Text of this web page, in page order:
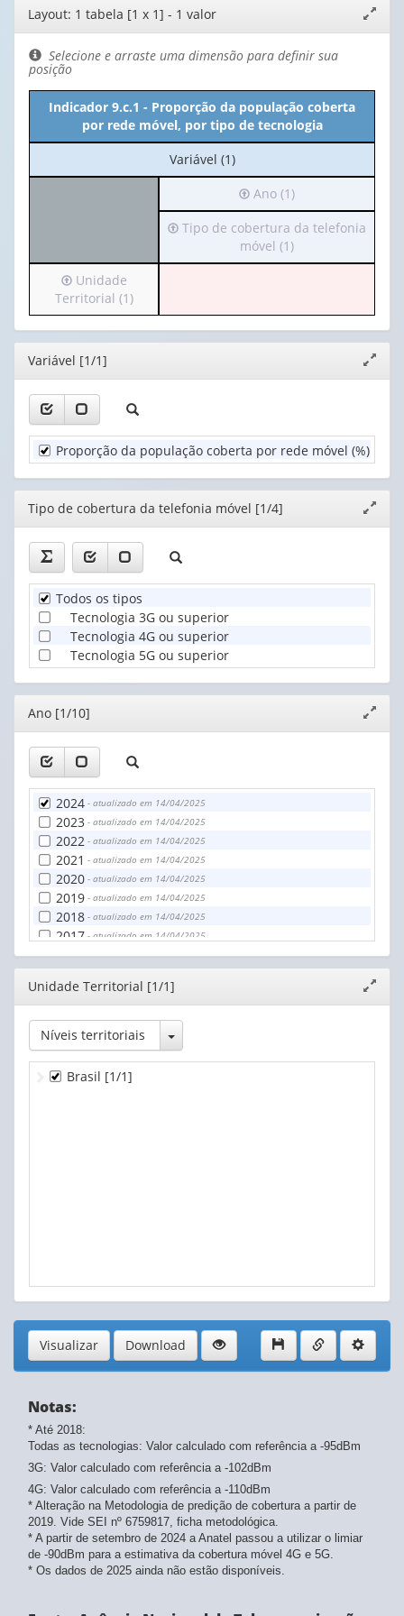
Editor
de
layout
janela
Layout: 1 tabela [1 x 1] - 1 valor
Selecione e arraste uma dimensão para definir sua
posição
Indicador 9.c.1 - Proporção da população coberta
por rede móvel, por tipo de tecnologia
No
cabeçalho:
(1)
Variável (1)
Irá
para
o
cabeçalho
(possui
valor):
Ano (1)
Irá
o
apenas
1
da
telefonia
móvel
Tipo de cobertura da telefonia
móvel (1)
Irá
para
o
cabeçalho
(possui
apenas
valor):
Unidade
Territorial
(1)
Unidade
Territorial (1)
Editor
janela
Variável [1/1]
Proporção da população coberta por rede móvel (%)
Editor
janela
Tipo de cobertura da telefonia móvel [1/4]
Todos os tipos
Tecnologia 3G ou superior
Tecnologia 4G ou superior
Tecnologia 5G ou superior
Editor
janela
Ano [1/10]
2024 - atualizado em 14/04/2025
2023 - atualizado em 14/04/2025
2022 - atualizado em 14/04/2025
2021 - atualizado em 14/04/2025
2020 - atualizado em 14/04/2025
2019 - atualizado em 14/04/2025
2018 - atualizado em 14/04/2025
2017 - atualizado em 14/04/2025
2016- atualizado em 14/04/2025
2015
Editor
janela
Unidade Territorial [1/1]
Níveis territoriais Toggle Dropdown
Brasil [1/1]
Visualizar Download
Notas:
* Até 2018:
Todas as tecnologias: Valor calculado com referência a -95dBm
3G: Valor calculado com referência a -102dBm
4G: Valor calculado com referência a -110dBm
* Alteração na Metodologia de predição de cobertura a partir de
2019. Vide SEI nº 6759817, ficha metodológica.
* A partir de setembro de 2024 a Anatel passou a utilizar o limiar
de -90dBm para a estimativa da cobertura móvel 4G e 5G.
* Os dados de 2025 ainda não estão disponíveis.